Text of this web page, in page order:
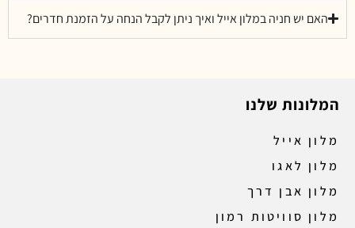
האם יש חניה במלון אייל ואיך ניתן לקבל הנחה על הזמנת חדרים?
המלונות שלנו
מלון אייל
מלון לאגו
מלון אבן דרך
מלון סוויטות רמון